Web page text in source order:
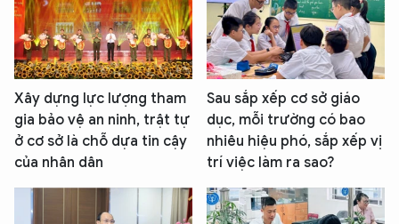
Xây dựng lực lượng tham
gia bảo vệ an ninh, trật tự
ở cơ sở là chỗ dựa tin cậy
của nhân dân
Sau sắp xếp cơ sở giáo
dục, mỗi trường có bao
nhiêu hiệu phó, sắp xếp vị
trí việc làm ra sao?